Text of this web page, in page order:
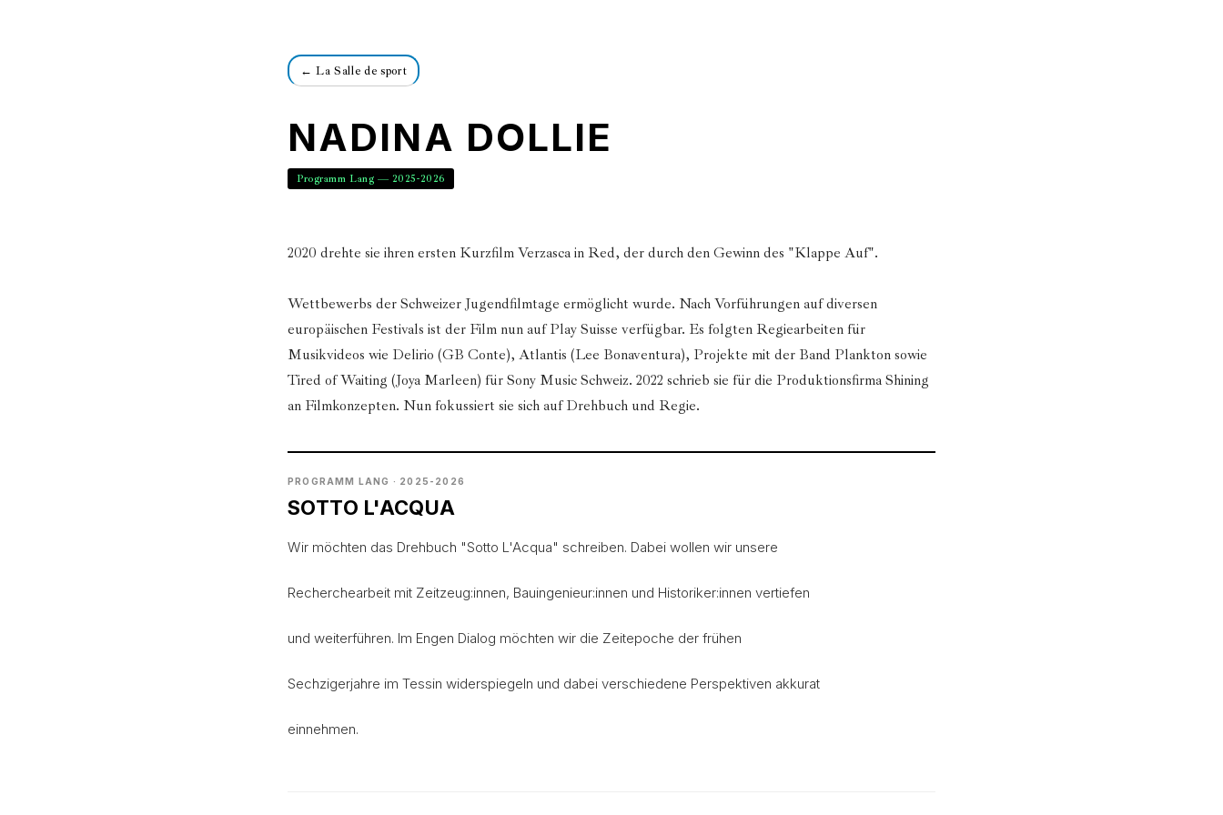
← La Salle de sport
NADINA DOLLIE
Programm Lang — 2025-2026
2020 drehte sie ihren ersten Kurzfilm Verzasca in Red, der durch den Gewinn des "Klappe Auf".
Wettbewerbs der Schweizer Jugendfilmtage ermöglicht wurde. Nach Vorführungen auf diversen
europäischen Festivals ist der Film nun auf Play Suisse verfügbar. Es folgten Regiearbeiten für
Musikvideos wie Delirio (GB Conte), Atlantis (Lee Bonaventura), Projekte mit der Band Plankton sowie
Tired of Waiting (Joya Marleen) für Sony Music Schweiz. 2022 schrieb sie für die Produktionsfirma Shining
an Filmkonzepten. Nun fokussiert sie sich auf Drehbuch und Regie.
PROGRAMM LANG · 2025-2026
SOTTO L'ACQUA
Wir möchten das Drehbuch "Sotto L'Acqua" schreiben. Dabei wollen wir unsere
Recherchearbeit mit Zeitzeug:innen, Bauingenieur:innen und Historiker:innen vertiefen
und weiterführen. Im Engen Dialog möchten wir die Zeitepoche der frühen
Sechzigerjahre im Tessin widerspiegeln und dabei verschiedene Perspektiven akkurat
einnehmen.